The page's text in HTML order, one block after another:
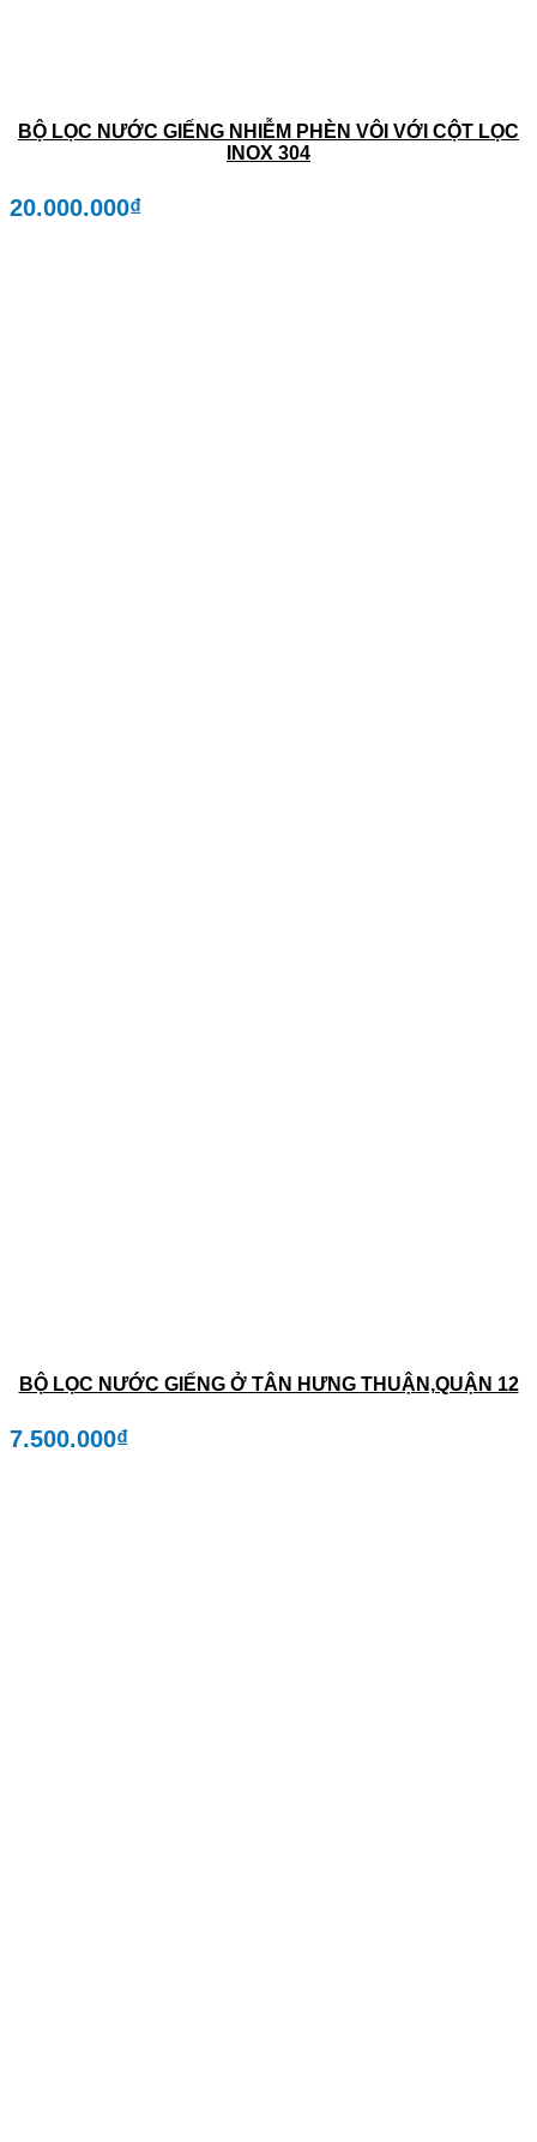
BỘ LỌC NƯỚC GIẾNG NHIỄM PHÈN VÔI VỚI CỘT LỌC
INOX 304
20.000.000₫
BỘ LỌC NƯỚC GIẾNG Ở TÂN HƯNG THUẬN,QUẬN 12
7.500.000₫